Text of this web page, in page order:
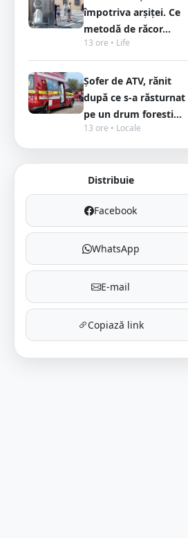
împotriva arșiței. Ce
metodă de răcor...
13 ore • Life
Șofer de ATV, rănit
după ce s-a răsturnat
pe un drum foresti...
13 ore • Locale
Distribuie
Facebook
WhatsApp
E-mail
Copiază link